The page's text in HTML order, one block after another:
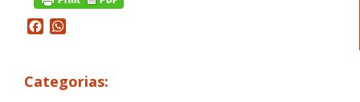
Facebook
Categorias: